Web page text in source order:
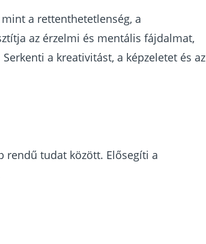
a rettenthetetlenség, a
az érzelmi és mentális fájdalmat,
a kreativitást, a képzeletet és az
rendű tudat között. Elősegíti a